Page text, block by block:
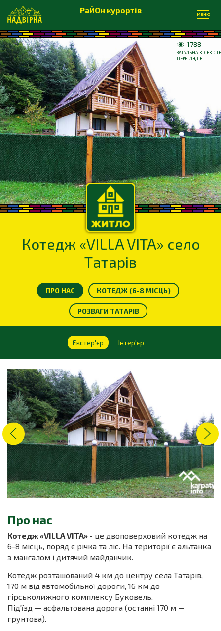
РаЙОн курортів МЕНЮ
Котедж «VILLA VITA» село
Татарів
1788
ЗАГАЛЬНА КІЛЬКІСТЬ
ПЕРЕГЛЯДІВ
ПРО НАС КОТЕДЖ (6-8 МІСЦЬ)
РОЗВАГИ ТАТАРІВ
Екстер'єр Інтер'єр
Про нас
Котедж «VILLA VITA» - це двоповерховий котедж на
6-8 місць, поряд є річка та ліс. На території є альтанка
з мангалом і дитячий майданчик.
Котедж розташований 4 км до центру села Татарів,
170 м від автомобільної дороги, 16 км до
гірськолижного комплексу Буковель.
Під'їзд — асфальтована дорога (останні 170 м —
грунтова).